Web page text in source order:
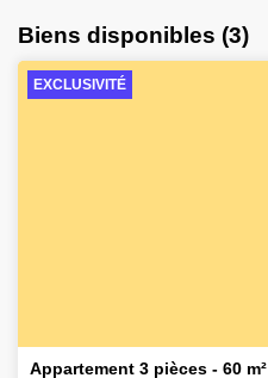
Biens disponibles (3)
EXCLUSIVITÉ
Appartement 3 pièces - 60 m²